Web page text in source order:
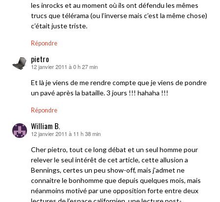
les inrocks et au moment où ils ont défendu les mêmes
trucs que télérama (ou l’inverse mais c’est la même chose)
c’était juste triste.
Répondre
pietro
dit :
12 janvier 2011 à 0 h 27 min
Et là je viens de me rendre compte que je viens de pondre
un pavé après la bataille. 3 jours !!! hahaha !!!
Répondre
William B.
dit :
12 janvier 2011 à 11 h 38 min
Cher pietro, tout ce long débat et un seul homme pour
relever le seul intérêt de cet article, cette allusion a
Bennings, certes un peu show-off, mais j’admet ne
connaitre le bonhomme que depuis quelques mois, mais
néanmoins motivé par une opposition forte entre deux